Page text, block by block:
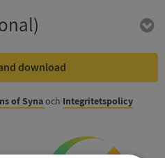
download
of Synaoch Integritetspolicy